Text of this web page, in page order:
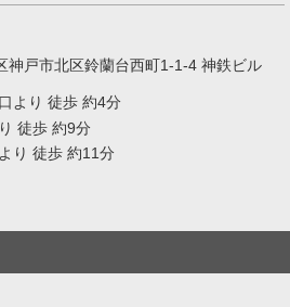
神戸市北区鈴蘭台西町1-1-4 神鉄ビル
より 徒歩 約4分
徒歩 約9分
り 徒歩 約11分